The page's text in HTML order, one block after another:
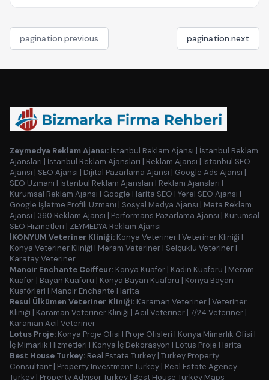
pagination.previous pagination.next
Zeymedya Reklam Ajansı: İstanbul Reklam Ajansı | İstanbul Reklam
Ajansları | İstanbul Reklam Ajansları | Reklam Ajansı | İstanbul SEO
Ajansı | SEO Ajansı | Dijital Pazarlama Ajansı | Google Ads Ajansı |
SEO Uzmanı | İstanbul Reklam Ajansları | Reklam Ajansları |
Kurumsal Reklam Ajansı | Google Harita SEO | Yerel SEO Ajansı |
Google İşletme Profili Uzmanı | Sosyal Medya Ajansı | Meta Reklam
Ajansı | 360 Reklam Ajansı | Performans Pazarlama Ajansı | Kurumsal
SEO Hizmetleri | ZEYMEDYA Reklam Ajansı
İKONYUM Veteriner Kliniği: Konya Veteriner | Veteriner Kliniği |
Konya Veteriner Kliniği | Meram Veteriner | Selçuklu Veteriner |
Karatay Veteriner
Manoir Enchante Coiffeur: Konya Kuaför | Kadın Kuaförü | Meram
Kuaför | Bayan Kuaförü | Konya Bayan Kuaförü | Konya Bayan
Kuaförleri | Manoir Enchante Harita
Resul Ülkümen Veteriner Kliniği: Karaman Veteriner | Veteriner
Kliniği | Karaman Veteriner Kliniği | Acil Veteriner | 7/24 Veteriner |
Karaman Acil Veteriner
Lotus Proje: Konya Proje Ofisi | Proje Ofisleri | Konya Mimarlık Ofisi |
İç Mimarlık Hizmetleri | Konya İç Dekorasyon | Lotus Proje Harita
Best House Turkey: Real Estate Turkey | Turkey Property
Consultant | Property Investment Turkey | Real Estate Agency
Turkey | Property Advisor Turkey | Best House Turkey Maps